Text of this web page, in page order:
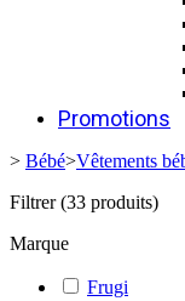
Promotions
> Bébé>Vêtements
Filtrer (33 produits)
Marque
Frugi